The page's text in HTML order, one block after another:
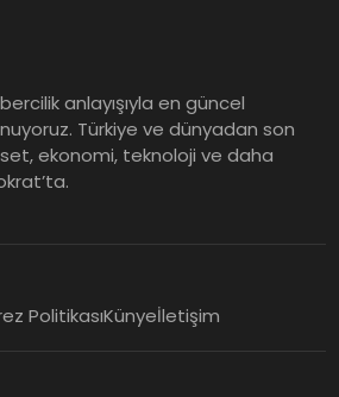
anlayışıyla en güncel
Türkiye ve dünyadan son
ekonomi, teknoloji ve daha
PolitikasıKünyeİletişim